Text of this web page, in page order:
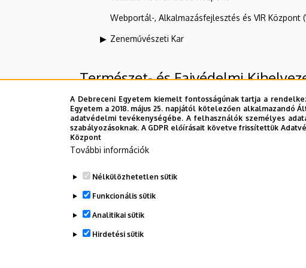
Webportál-, Alkalmazásfejlesztés és VIR Központ
Zeneművészeti Kar
Természet- és Fajvédelmi
Nonprofit Kft.)
Felettes szervezeti egységek
Mezőgazdaság-, Élelmiszertudományi és
Dolgozói adatmódosítás igénylése a DE
A Debreceni Egyetem kiemelt fontosságúnak tartja a
Egyetem a 2018. május 25. napjától kötelezően
adatvédelmi tevékenységébe. A felhasználók személyes
szabályozásoknak. A GDPR előírásait követve frissítettük
Központ
További információk
Nélkülözhetetlen sütik
Funkcionális sütik
Analitikai sütik
Hirdetési sütik